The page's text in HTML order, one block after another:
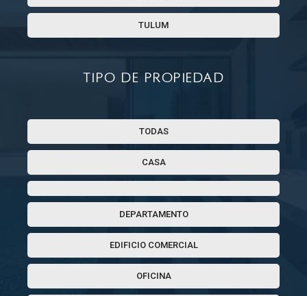
TULUM
Tipo de propiedad
TODAS
CASA
DEPARTAMENTO
EDIFICIO COMERCIAL
OFICINA